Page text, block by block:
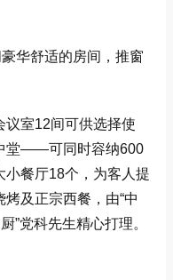
华舒适的房间，推窗
室12间可供选择使
堂——可同时容纳600
小餐厅18个，为客人提
及正宗西餐，由“中
”党科先生精心打理。